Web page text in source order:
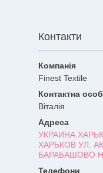
Контакти
Finest Textile
Віталія
УКРАИНА
ХАРЬКОВ УЛ.
БАРАБАШОВО